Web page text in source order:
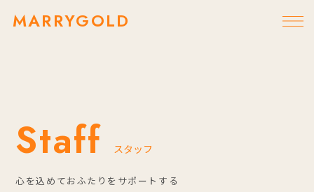
MARRYGOLD
ぜひこの機会にご来場ください。
Staff スタッフ
心を込めておふたりをサポートする